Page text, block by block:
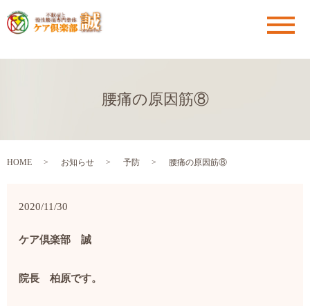
メ
腰痛の原因筋⑧
HOME お知らせ 予防 腰痛の原因筋⑧
2020/11/30
ケア倶楽部 誠
院長 柏原です。